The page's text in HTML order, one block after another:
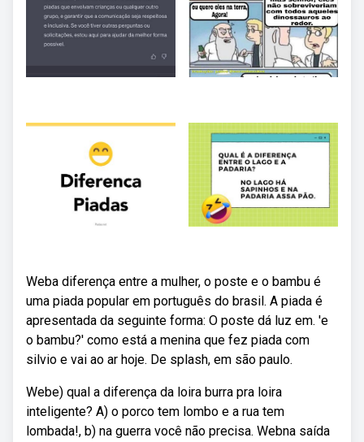
Weba diferença entre a mulher, o poste e o bambu é
uma piada popular em português do brasil. A piada é
apresentada da seguinte forma: O poste dá luz em. 'e
o bambu?' como está a menina que fez piada com
silvio e vai ao ar hoje. De splash, em são paulo.
Webe) qual a diferença da loira burra pra loira
inteligente? A) o porco tem lombo e a rua tem
lombada!, b) na guerra você não precisa. Webna saída